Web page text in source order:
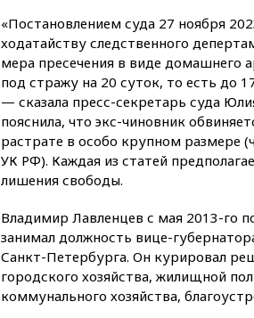
«Постановлением суда 27 ноября
ходатайству следственного
мера пресечения в виде домашнего
под стражу на 20 суток, то есть до
— сказала пресс-секретарь суда
пояснила, что экс-чиновник
растрате в особо крупном размере
УК РФ). Каждая из статей
лишения свободы.
Владимир Лавленцев с мая 2013-го
занимал должность вице-
Санкт-Петербурга. Он курировал
городского хозяйства, жилищной
коммунального хозяйства,